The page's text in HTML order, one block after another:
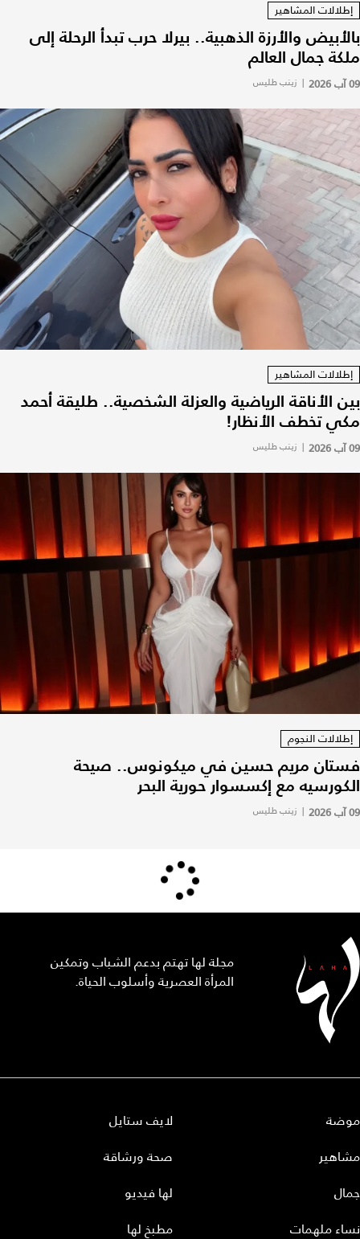
إطلالات المشاهير
بالأبيض والأرزة الذهبية.. بيرلا حرب تبدأ الرحلة إلى
ملكة جمال العالم
09 آب 2026 | زينب طليس
إطلالات المشاهير
بين الأناقة الرياضية والعزلة الشخصية.. طليقة أحمد
مكي تخطف الأنظار!
09 آب 2026 | زينب طليس
إطلالات النجوم
فستان مريم حسين في ميكونوس.. صيحة
الكورسيه مع إكسسوار حورية البحر
09 آب 2026 | زينب طليس
مجلة لها تهتم بدعم الشباب وتمكين
المرأة العصرية وأسلوب الحياة.
موضة
مشاهير
جمال
نساء ملهمات
لايف ستايل
صحة ورشاقة
لها فيديو
مطبخ لها